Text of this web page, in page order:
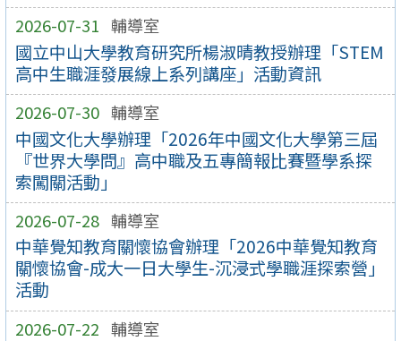
2026-07-31 輔導室
國立中山大學教育研究所楊淑晴教授辦理「STEM
高中生職涯發展線上系列講座」活動資訊
2026-07-30 輔導室
中國文化大學辦理「2026年中國文化大學第三屆
『世界大學問』高中職及五專簡報比賽暨學系探
索闖關活動」
2026-07-28 輔導室
中華覺知教育關懷協會辦理「2026中華覺知教育
關懷協會-成大一日大學生-沉浸式學職涯探索營」
活動
2026-07-22 輔導室